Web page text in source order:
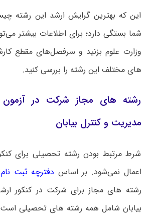
این که بهترین گرایش ارشد این رشته
شما بستگی دارد؛ برای اطلاعات بیشتر
وزارت علوم بزنید و سرفصل‌های مقطع
های مختلف این رشته را بررسی کنید.
رشته های مجاز شرکت در آزمون
مدیریت و کنترل بیابان
شرط مرتبط بودن رشته تحصیلی برای
اعمال نمی‌شود. بر اساس دفترچه ثبت
رشته های مجاز برای شرکت در کنکور
بیابان شامل همه رشته های تحصیلی است‌.